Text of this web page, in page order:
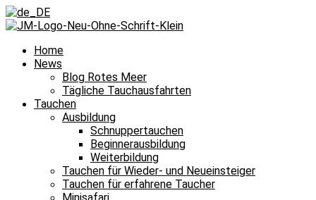
Home
News
Blog Rotes Meer
Tägliche Tauchausfahrten
Tauchen
Ausbildung
Schnuppertauchen
Beginnerausbildung
Weiterbildung
Tauchen für Wieder- und Neueinsteiger
Tauchen für erfahrene Taucher